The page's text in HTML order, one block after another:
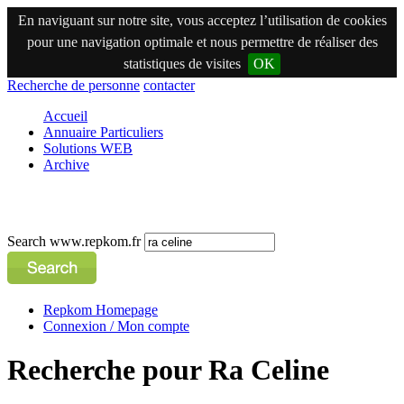
En naviguant sur notre site, vous acceptez l’utilisation de cookies
pour une navigation optimale et nous permettre de réaliser des
statistiques de visites
OK
Recherche de personne contacter
Accueil
Annuaire Particuliers
Solutions WEB
Archive
Search www.repkom.fr
Repkom Homepage
Connexion / Mon compte
Recherche pour Ra Celine